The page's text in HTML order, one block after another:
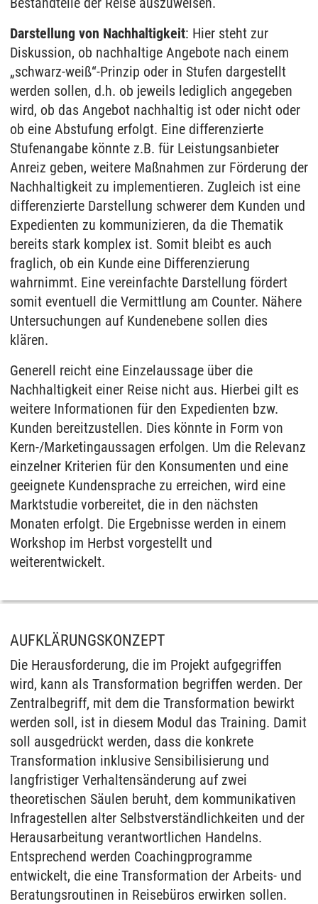
Darstellung von Nachhaltigkeit: Hier steht zur
Diskussion, ob nachhaltige Angebote nach einem
„schwarz-weiß“-Prinzip oder in Stufen dargestellt
werden sollen, d.h. ob jeweils lediglich angegeben
wird, ob das Angebot nachhaltig ist oder nicht oder
ob eine Abstufung erfolgt. Eine differenzierte
Stufenangabe könnte z.B. für Leistungsanbieter
Anreiz geben, weitere Maßnahmen zur Förderung der
Nachhaltigkeit zu implementieren. Zugleich ist eine
differenzierte Darstellung schwerer dem Kunden und
Expedienten zu kommunizieren, da die Thematik
bereits stark komplex ist. Somit bleibt es auch
fraglich, ob ein Kunde eine Differenzierung
wahrnimmt. Eine vereinfachte Darstellung fördert
somit eventuell die Vermittlung am Counter. Nähere
Untersuchungen auf Kundenebene sollen dies
klären.
Generell reicht eine Einzelaussage über die
Nachhaltigkeit einer Reise nicht aus. Hierbei gilt es
weitere Informationen für den Expedienten bzw.
Kunden bereitzustellen. Dies könnte in Form von
Kern-/Marketingaussagen erfolgen. Um die Relevanz
einzelner Kriterien für den Konsumenten und eine
geeignete Kundensprache zu erreichen, wird eine
Marktstudie vorbereitet, die in den nächsten
Monaten erfolgt. Die Ergebnisse werden in einem
Workshop im Herbst vorgestellt und
weiterentwickelt.
AUFKLÄRUNGSKONZEPT
Die Herausforderung, die im Projekt aufgegriffen
wird, kann als Transformation begriffen werden. Der
Zentralbegriff, mit dem die Transformation bewirkt
werden soll, ist in diesem Modul das Training. Damit
soll ausgedrückt werden, dass die konkrete
Transformation inklusive Sensibilisierung und
langfristiger Verhaltensänderung auf zwei
theoretischen Säulen beruht, dem kommunikativen
Infragestellen alter Selbstverständlichkeiten und der
Herausarbeitung verantwortlichen Handelns.
Entsprechend werden Coachingprogramme
entwickelt, die eine Transformation der Arbeits- und
Beratungsroutinen in Reisebüros erwirken sollen.